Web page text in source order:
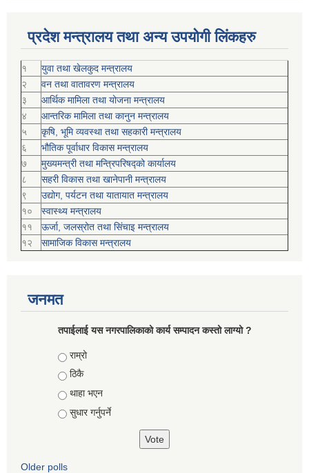
प्रदेश मन्त्रालय तथा अन्य उपयोगी लिंकहरु
१
युवा तथा खेलकुद मन्त्रालय
२
वन तथा वातावरण मन्त्रालय
३
आर्थिक मामिला तथा योजना मन्त्रालय
४
आन्तरिक मामिला तथा कानुन मन्त्रालय
५
कृषि, भूमि व्यवस्था तथा सहकारी मन्त्रालय
६
भौतिक पूर्वाधार विकास मन्त्रालय
७
मुख्यमन्त्री तथा मन्त्रिपरिषद्को कार्यालय
८
सहरी विकास तथा खानेपानी मन्त्रालय
९
उद्योग, पर्यटन तथा यातायात मन्त्रालय
१०
स्वास्थ्य मन्त्रालय
११
ऊर्जा, जलस्रोत तथा सिंचाइ मन्त्रालय
१२
सामाजिक विकास मन्‍‍त्रालय
जनमत
तपाईलाई यस नगरपालिकाको कार्य सम्पादन कस्तो लाग्यो ?
Choices
राम्रो
ठिकै
थाहा भएन
सुधार गर्नुपर्ने
Older polls